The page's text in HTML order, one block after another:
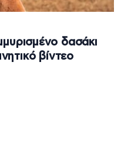
δασάκι
βίντεο